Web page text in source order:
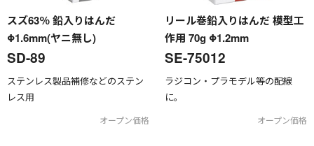
スズ63％ 鉛入りはんだ
Φ1.6mm(ヤニ無し)
SD-89
ステンレス製品補修などのステン
レス用
オープン価格
リール巻鉛入りはんだ 模型工
作用 70g Φ1.2mm
SE-75012
ラジコン・プラモデル等の配線
に。
オープン価格